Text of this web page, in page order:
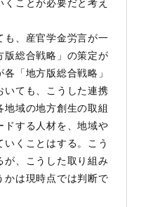
ことが必要だと考え
、産官学金労言が一
版総合戦略」の策定が
「地方版総合戦略」
いても、こうした連携
域の地方創生の取組
ドする人材を、地域や
くことはする。こう
が、こうした取り組み
かは現時点では判断で